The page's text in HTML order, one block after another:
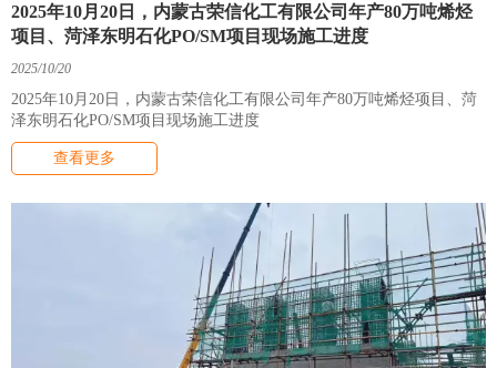
2025年10月20日，内蒙古荣信化工有限公司年产80万吨烯烃
项目、菏泽东明石化PO/SM项目现场施工进度
2025/10/20
2025年10月20日，内蒙古荣信化工有限公司年产80万吨烯烃项目、菏
泽东明石化PO/SM项目现场施工进度
查看更多